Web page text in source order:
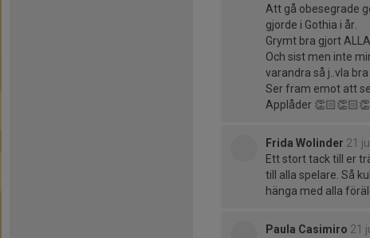
Att gå obesegrade
gjorde i Gothia i år.
Grymt bra gjort
Och sist men inte
varandra så j..vla
Ser fram emot att se
Applåder
Frida Wolinder 21
Ett stort tack till er
till alla spelare. Så
hänga med alla
Paula Casimiro 21